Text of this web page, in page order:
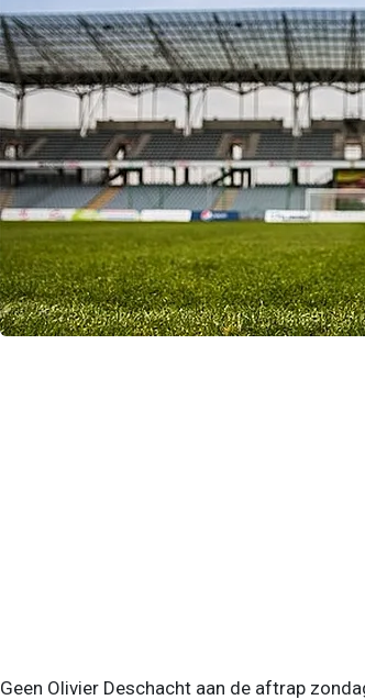
Geen Olivier Deschacht aan de aftrap